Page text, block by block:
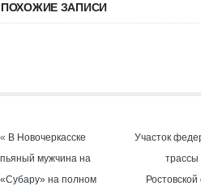
ПОХОЖИЕ ЗАПИСИ
« В Новочеркасске
пьяный мужчина на
«Субару» на полном
Участок
трассы
Ростовской